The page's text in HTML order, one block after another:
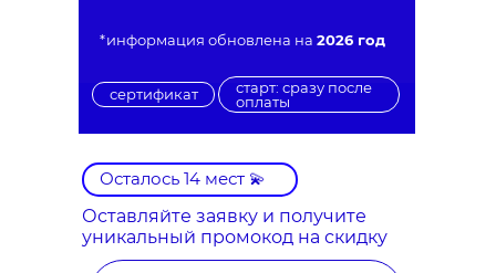
Осталось 14 мест 💫
Оставляйте заявку и получите
уникальный промокод на скидку
*информация обновлена на 2026 год
старт: сразу после
оплаты
сертификат